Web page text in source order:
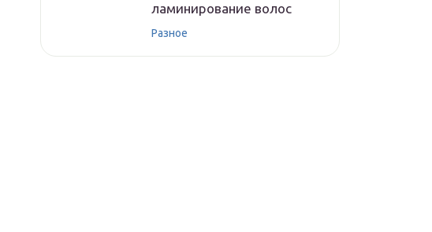
ламинирование волос
Разное